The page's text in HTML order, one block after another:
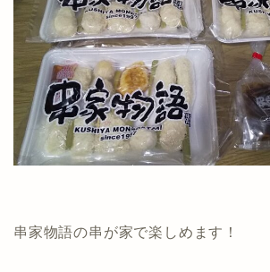
串家物語の串が家で楽しめます！